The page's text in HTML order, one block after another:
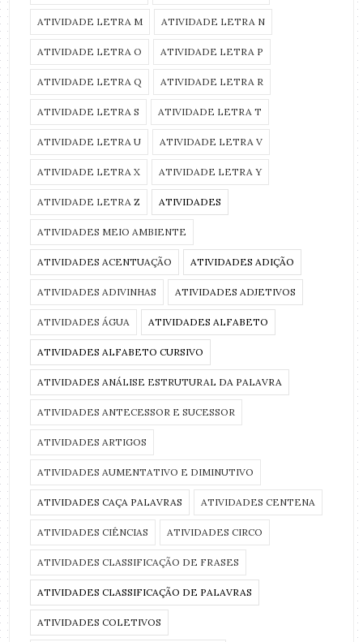
ATIVIDADE LETRA M ATIVIDADE LETRA N
ATIVIDADE LETRA O ATIVIDADE LETRA P
ATIVIDADE LETRA Q ATIVIDADE LETRA R
ATIVIDADE LETRA S ATIVIDADE LETRA T
ATIVIDADE LETRA U ATIVIDADE LETRA V
ATIVIDADE LETRA X ATIVIDADE LETRA Y
ATIVIDADE LETRA Z ATIVIDADES
ATIVIDADES MEIO AMBIENTE
ATIVIDADES ACENTUAÇÃO ATIVIDADES ADIÇÃO
ATIVIDADES ADIVINHAS ATIVIDADES ADJETIVOS
ATIVIDADES ÁGUA ATIVIDADES ALFABETO
ATIVIDADES ALFABETO CURSIVO
ATIVIDADES ANÁLISE ESTRUTURAL DA PALAVRA
ATIVIDADES ANTECESSOR E SUCESSOR
ATIVIDADES ARTIGOS
ATIVIDADES AUMENTATIVO E DIMINUTIVO
ATIVIDADES CAÇA PALAVRAS ATIVIDADES CENTENA
ATIVIDADES CIÊNCIAS ATIVIDADES CIRCO
ATIVIDADES CLASSIFICAÇÃO DE FRASES
ATIVIDADES CLASSIFICAÇÃO DE PALAVRAS
ATIVIDADES COLETIVOS